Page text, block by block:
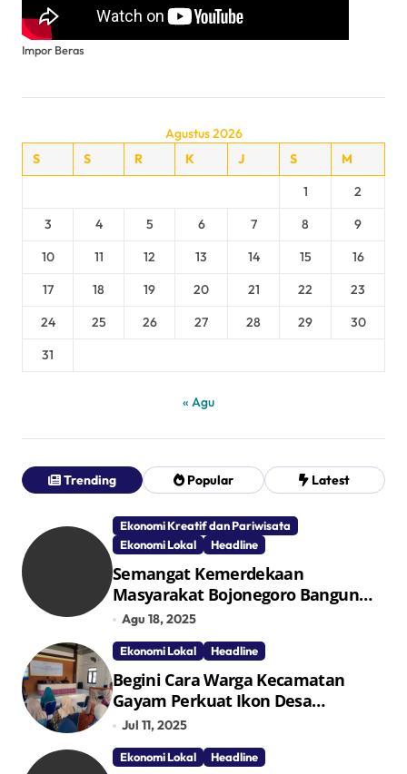
Impor Beras
Agustus 2026
S
S R K J S
M
1
2
3
4 5 6 7 8
9
10
11 12 13 14 15
16
17
18 19 20 21 22
23
24
25 26 27 28 29
30
31
« Agu
Trending Popular Latest
Ekonomi Kreatif dan Pariwisata
Ekonomi Lokal
Headline
Semangat Kemerdekaan
Masyarakat Bojonegoro Bangun
Desa Mandiri Ekonomi
Agu 18, 2025
Ekonomi Lokal Headline
Begini Cara Warga Kecamatan
Gayam Perkuat Ikon Desa
Penggerak Ekonomi Lokal Melalui
TPID
Jul 11, 2025
Ekonomi Lokal Headline